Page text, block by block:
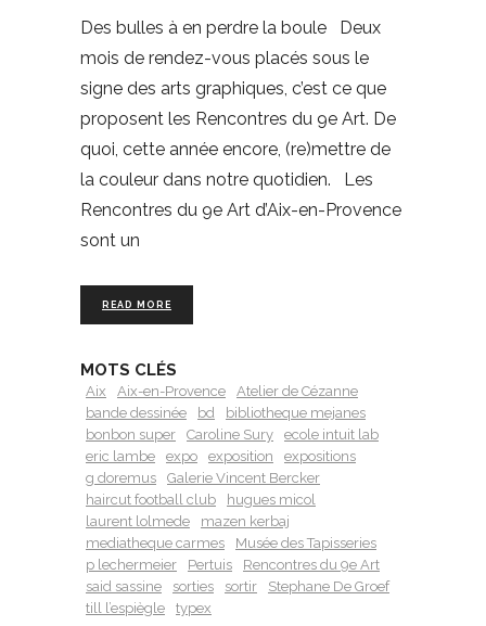
Des bulles à en perdre la boule Deux
mois de rendez-vous placés sous le
signe des arts graphiques, c’est ce que
proposent les Rencontres du 9e Art. De
quoi, cette année encore, (re)mettre de
la couleur dans notre quotidien. Les
Rencontres du 9e Art d’Aix-en-Provence
sont un
READ MORE
MOTS CLÉS
Aix Aix-en-Provence
Atelier de Cézanne
bande dessinée
bd
bibliotheque mejanes
bonbon super
Caroline Sury
ecole intuit lab
eric lambe
expo exposition
expositions
g doremus
Galerie Vincent Bercker
haircut football club
hugues micol
laurent lolmede
mazen kerbaj
mediatheque carmes
Musée des Tapisseries
p lechermeier
Pertuis
Rencontres du 9e Art
said sassine
sorties sortir
Stephane De Groef
till l’espiègle
typex